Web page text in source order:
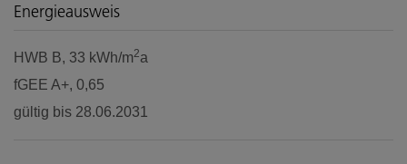
Energieausweis
HWB B, 33 kWh/m2a
fGEE A+, 0,65
gültig bis 28.06.2031